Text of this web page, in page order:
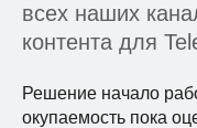
всех наших
контента для
Решение начало
окупаемость пока